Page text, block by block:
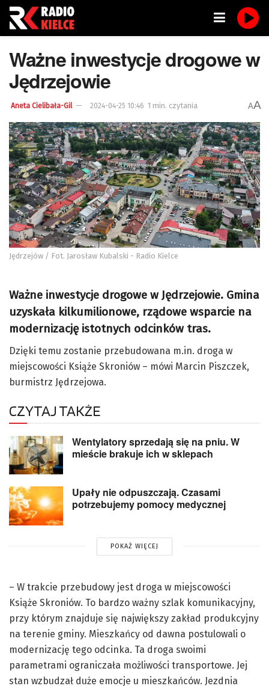
Ważne inwestycje drogowe w
Jędrzejowie
Aneta Cielibała-Gil 2024-04-25 10:46 1 min. czytania AA
Jędrzejów / Fot. Jarosław Kubalski - Radio Kielce
Ważne inwestycje drogowe w Jędrzejowie. Gmina
uzyskała kilkumilionowe, rządowe wsparcie na
modernizację istotnych odcinków tras.
Dzięki temu zostanie przebudowana m.in. droga w
miejscowości Książe Skroniów – mówi Marcin Piszczek,
burmistrz Jędrzejowa.
CZYTAJ TAKŻE
Wentylatory sprzedają się na pniu. W
mieście brakuje ich w sklepach
Upały nie odpuszczają. Czasami
potrzebujemy pomocy medycznej
POKAŻ WIĘCEJ
– W trakcie przebudowy jest droga w miejscowości
Książe Skroniów. To bardzo ważny szlak komunikacyjny,
przy którym znajduje się największy zakład produkcyjny
na terenie gminy. Mieszkańcy od dawna postulowali o
modernizację tego odcinka. Ta droga swoimi
parametrami ograniczała możliwości transportowe. Jej
stan wzbudzał duże emocje u mieszkańców. Jezdnia